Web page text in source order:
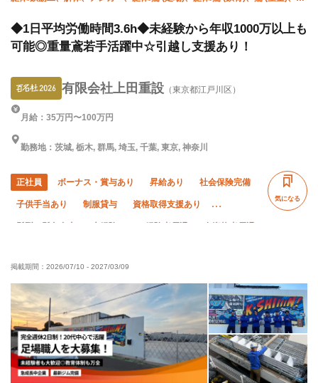
◆1日平均労働時間3.6h◆未経験から年収1000万以上も
可能◎重量鳶若手活躍中☆引越し支援あり！
有限会社上田重設 （東京都江戸川区）
月給：35万円〜100万円
勤務地：茨城, 栃木, 群馬, 埼玉, 千葉, 東京, 神奈川
正社員 ボーナス・賞与あり 昇給あり 社会保険完備
子供手当あり 制服貸与 資格取得支援あり
車・バイク通勤OK 転勤なし
気になる
掲載期間： 2026/07/10 - 2027/03/09